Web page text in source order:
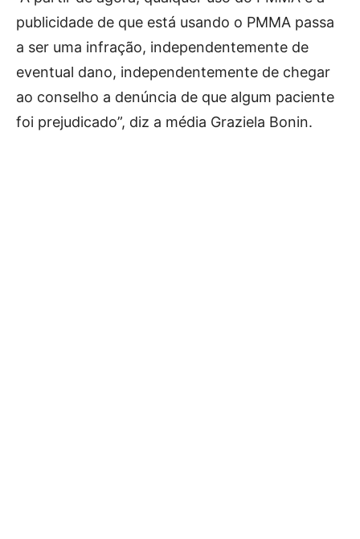
publicidade de que está usando o PMMA passa
a ser uma infração, independentemente de
eventual dano, independentemente de chegar
ao conselho a denúncia de que algum paciente
foi prejudicado”, diz a média Graziela Bonin.